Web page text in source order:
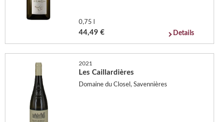
0,75 l
44,49 € Details
2021
Les Caillardières
Domaine du Closel, Savennières